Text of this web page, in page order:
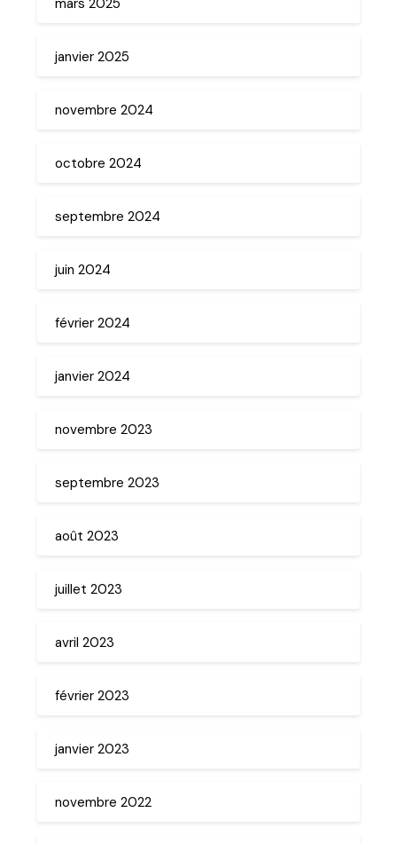
janvier 2025
novembre 2024
octobre 2024
septembre 2024
juin 2024
février 2024
janvier 2024
novembre 2023
septembre 2023
août 2023
juillet 2023
avril 2023
février 2023
janvier 2023
novembre 2022